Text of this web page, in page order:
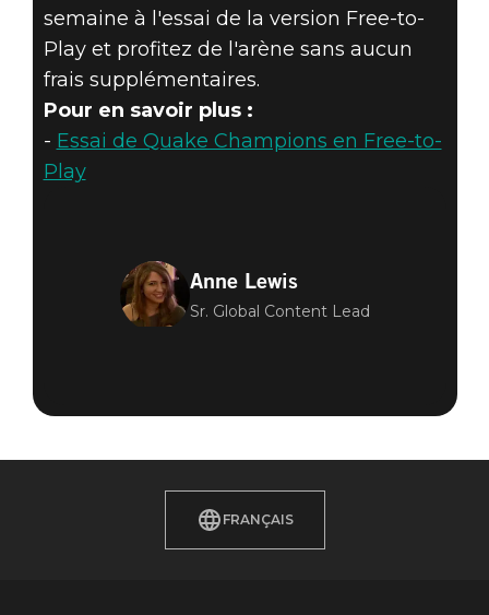
semaine à l'essai de la version Free-to-
Play et profitez de l'arène sans aucun
frais supplémentaires.
Pour en savoir plus :
- Essai de Quake Champions en Free-to-
Play
Anne Lewis
Sr. Global Content Lead
FRANÇAIS